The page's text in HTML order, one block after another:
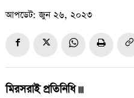
আপডেট: জুন ২৬, ২০২৩
মিরসরাই প্রতিনিধি।।।